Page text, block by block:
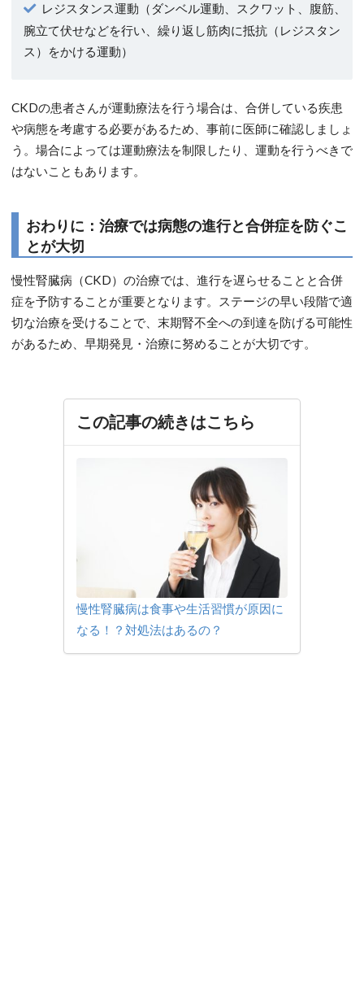
レジスタンス運動（ダンベル運動、スクワット、腹筋、
腕立て伏せなどを行い、繰り返し筋肉に抵抗（レジスタン
ス）をかける運動）
CKDの患者さんが運動療法を行う場合は、合併している疾患
や病態を考慮する必要があるため、事前に医師に確認しましょ
う。場合によっては運動療法を制限したり、運動を行うべきで
はないこともあります。
おわりに：治療では病態の進行と合併症を防ぐこ
とが大切
慢性腎臓病（CKD）の治療では、進行を遅らせることと合併
症を予防することが重要となります。ステージの早い段階で適
切な治療を受けることで、末期腎不全への到達を防げる可能性
があるため、早期発見・治療に努めることが大切です。
この記事の続きはこちら
慢性腎臓病は食事や生活習慣が原因に
なる！？対処法はあるの？